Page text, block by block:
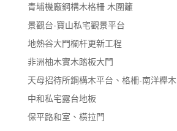
青埔機廠鋼構木格柵 木圍籬
景觀台-寶山私宅觀景平台
地熱谷大門欄杆更新工程
非洲柚木實木踏板大門
天母招待所鋼構木平台、格柵-南洋櫸木
中和私宅露台地板
保平路和室、橫拉門